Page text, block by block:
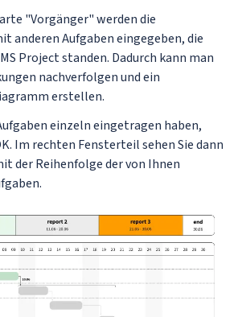
"Vorgänger" werden die
anderen Aufgaben eingegeben, die
Project standen. Dadurch kann man
nachverfolgen und ein
erstellen.
einzeln eingetragen haben,
Im rechten Fensterteil sehen Sie dann
der Reihenfolge der von Ihnen